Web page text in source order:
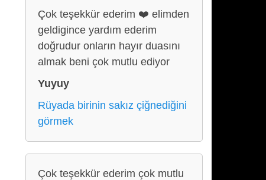
Çok teşekkür ederim ❤️ elimden
geldigince yardım ederim
doğrudur onların hayır duasını
almak beni çok mutlu ediyor
Yuyuy
Rüyada birinin sakız çiğnediğini
görmek
Çok teşekkür ederim çok mutlu